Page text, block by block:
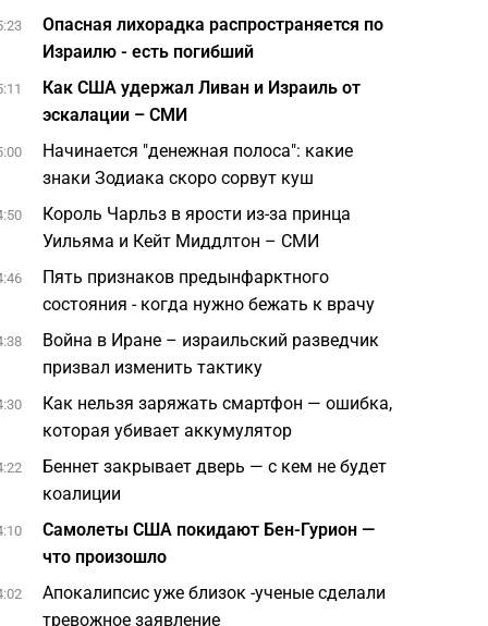
Опасная лихорадка распространяется по
Израилю - есть погибший
Как США удержал Ливан и Израиль от
эскалации – СМИ
Начинается "денежная полоса": какие
знаки Зодиака скоро сорвут куш
Король Чарльз в ярости из-за принца
Уильяма и Кейт Миддлтон – СМИ
Пять признаков предынфарктного
состояния - когда нужно бежать к врачу
Война в Иране – израильский разведчик
призвал изменить тактику
Как нельзя заряжать смартфон — ошибка,
которая убивает аккумулятор
Беннет закрывает дверь — с кем не будет
коалиции
Самолеты США покидают Бен-Гурион —
что произошло
Апокалипсис уже близок -ученые сделали
тревожное заявление